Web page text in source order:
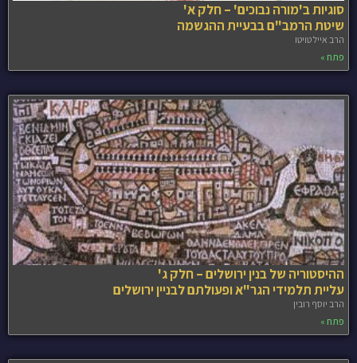
סוגיות ב'מורה נבוכים' – חלק א'
שיטת הרמב"ם בבעיית ההגשמה
הרב אייל טויטו
פתח »
ההיסטוריה של בנין ירושלים – חלק ג'
עליית תלמידי הגר"א ופעולתם לבניין ירושלים
הרב יוסף רובין
פתח »